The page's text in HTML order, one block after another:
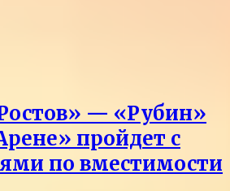
— «Рубин»
пройдет с
по вместимости